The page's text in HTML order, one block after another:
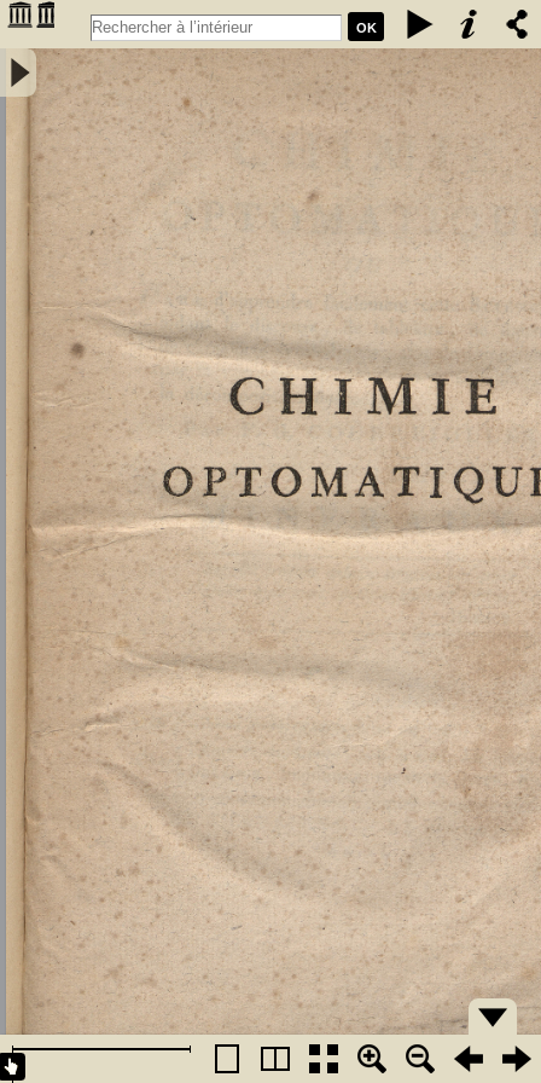
OK
Chimie optomatique ou l'art d'apprendre facilement cette science en
aidant le discours, de tableaux, de figures et de caractères
symboliques, afin de mieux saisir, par la vue, les rapports de la
composition et de la décomposition des corps par F. G. Courrejolles.
Livre premier. Minéraux - Courrejolles, François-Gabriel